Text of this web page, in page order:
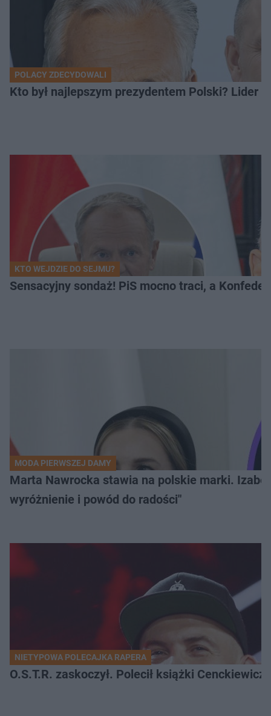
POLACY ZDECYDOWALI
Kto był najlepszym prezydentem Polski? Lider
KTO WEJDZIE DO SEJMU?
Sensacyjny sondaż! PiS mocno traci, a
MODA PIERWSZEJ DAMY
Marta Nawrocka stawia na polskie marki.
wyróżnienie i powód do radości"
NIETYPOWA POLECAJKA RAPERA
O.S.T.R. zaskoczył. Polecił książki